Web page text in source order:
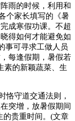
雨的时候，利用和
个家长填写的《暑
成寒假功课。不超
得如何才能避免如
事可寻求工做人员
每逢假期，暑假若
素的新颖蔬菜、生
守道交通法则，
突增，放暑假期间
的贵重时间。(文章